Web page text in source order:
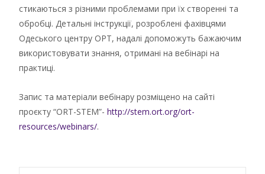
стикаються з різними проблемами при їх створенні та
обробці. Детальні інструкції, розроблені фахівцями
Одеського центру ОРТ, надалі допоможуть бажаючим
використовувати знання, отримані на вебінарі на
практиці.
Запис та матеріали вебінару розміщено на сайті
проєкту “ORT-STEM”- http://stem.ort.org/ort-
resources/webinars/.